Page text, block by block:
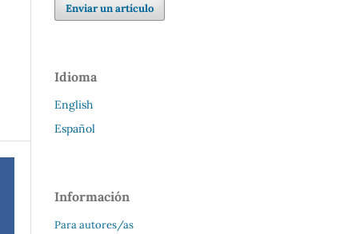
Enviar un artículo
Idioma
English
Español
Información
Para autores/as